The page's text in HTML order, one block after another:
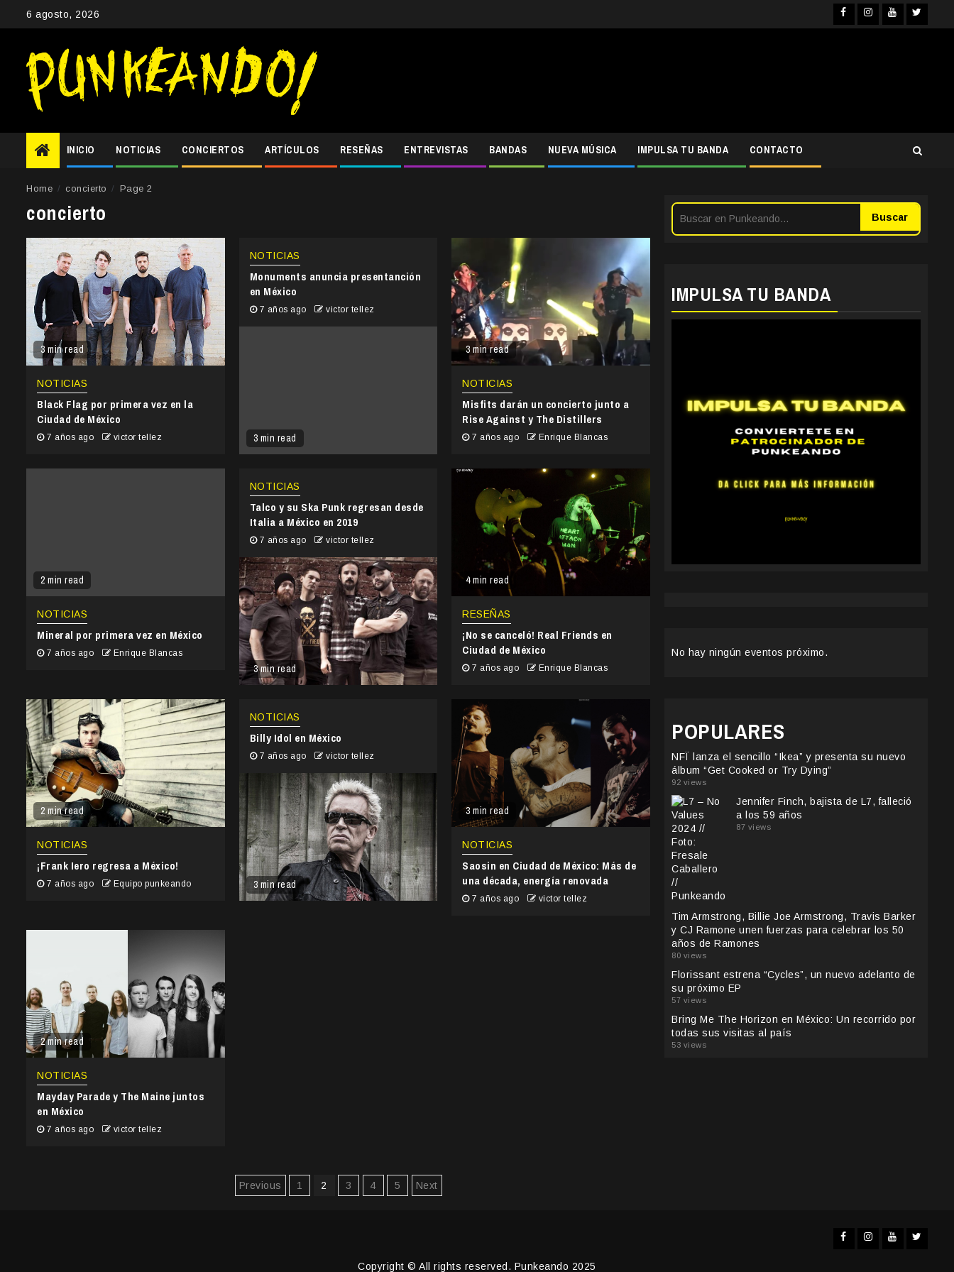
6 agosto, 2026 Facebook
Instagram
INICIO NOTICIAS CONCIERTOS ARTÍCULOS RESEÑAS ENTREVISTAS BANDAS NUEVA MÚSICA IMPULSA TU BANDA CONTACTO
Home concierto Page 2
concierto
3 min read
NOTICIAS
Black Flag por primera vez en la
Ciudad de México
7 años ago victor tellez 3 min read
NOTICIAS
Monuments anuncia presentanción
en México
7 años ago victor tellez
3 min read
NOTICIAS
Misfits darán un concierto junto a
Rise Against y The Distillers
7 años ago Enrique Blancas
2 min read
NOTICIAS
Mineral por primera vez en México
7 años ago Enrique Blancas
3 min read
NOTICIAS
Talco y su Ska Punk regresan desde
Italia a México en 2019
7 años ago victor tellez
4 min read
RESEÑAS
¡No se canceló! Real Friends en
Ciudad de México
7 años ago Enrique Blancas
2 min read
NOTICIAS
¡Frank Iero regresa a México!
7 años ago Equipo punkeando 3 min read
NOTICIAS
Billy Idol en México
7 años ago victor tellez
3 min read
NOTICIAS
Saosin en Ciudad de México: Más de
una década, energía renovada
7 años ago victor tellez
2 min read
NOTICIAS
Mayday Parade y The Maine juntos
en México
7 años ago victor tellez
Paginación
Previous 1 2 3 4 5 Next
Buscar
IMPULSA TU BANDA
No hay ningún eventos próximo.
POPULARES
NFÏ lanza el sencillo “Ikea” y presenta su nuevo
álbum “Get Cooked or Try Dying”
92 views
Jennifer Finch, bajista de L7, falleció
a los 59 años
87 views
Tim Armstrong, Billie Joe Armstrong, Travis Barker
y CJ Ramone unen fuerzas para celebrar los 50
años de Ramones
80 views
Florissant estrena “Cycles”, un nuevo adelanto de
su próximo EP
57 views
Bring Me The Horizon en México: Un recorrido por
todas sus visitas al país
53 views
Facebook
Instagram
Copyright © All rights reserved. Punkeando 2025